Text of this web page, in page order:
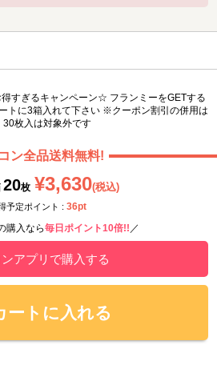
すぎるキャンペーン☆ フランミーをGETする
トに3箱入れて下さい ※クーポン割引の併用は
枚入は対象外です
ン全品送料無料!
20枚 ¥3,630(税込)
予定ポイント : 36pt
購入なら毎日ポイント10倍!! ／
アプリで購入する
ートに入れる